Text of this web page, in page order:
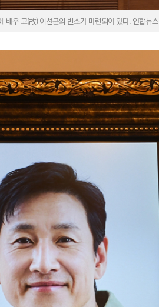
배우 고(故) 이선균의 빈소가 마련되어 있다. 연합뉴스